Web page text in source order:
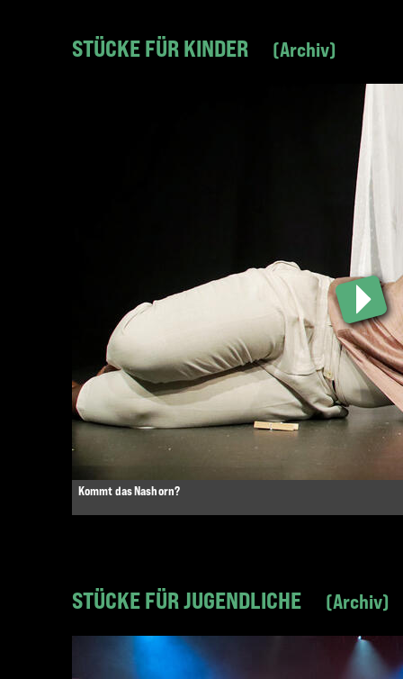
STÜCKE FÜR KINDER Archiv
Kommt das Nashorn?
STÜCKE FÜR JUGENDLICHE Archiv